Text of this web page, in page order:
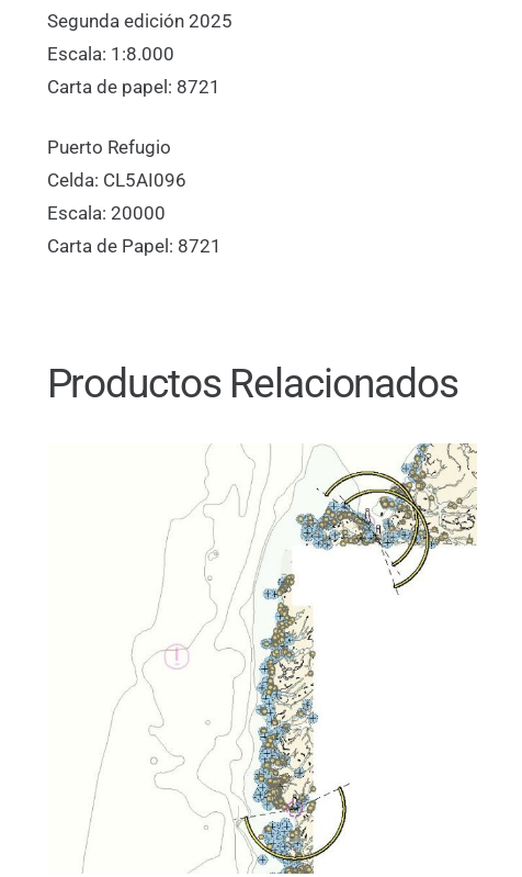
Segunda edición 2025
Escala: 1:8.000
Carta de papel: 8721
Puerto Refugio
Celda: CL5AI096
Escala: 20000
Carta de Papel: 8721
Productos Relacionados